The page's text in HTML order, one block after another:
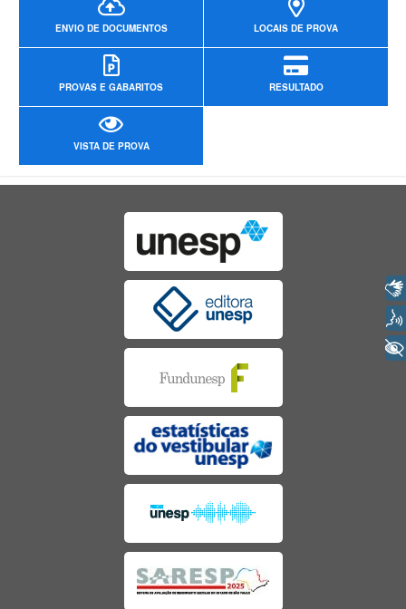
ENVIO DE DOCUMENTOS LOCAIS DE PROVA
PROVAS E GABARITOS RESULTADO
VISTA DE PROVA
+ Acessibilidade